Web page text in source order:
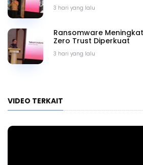
3 hari yang lalu
3 hari yang lalu
Ransomware
Zero Trust Diperkuat
VIDEO TERKAIT